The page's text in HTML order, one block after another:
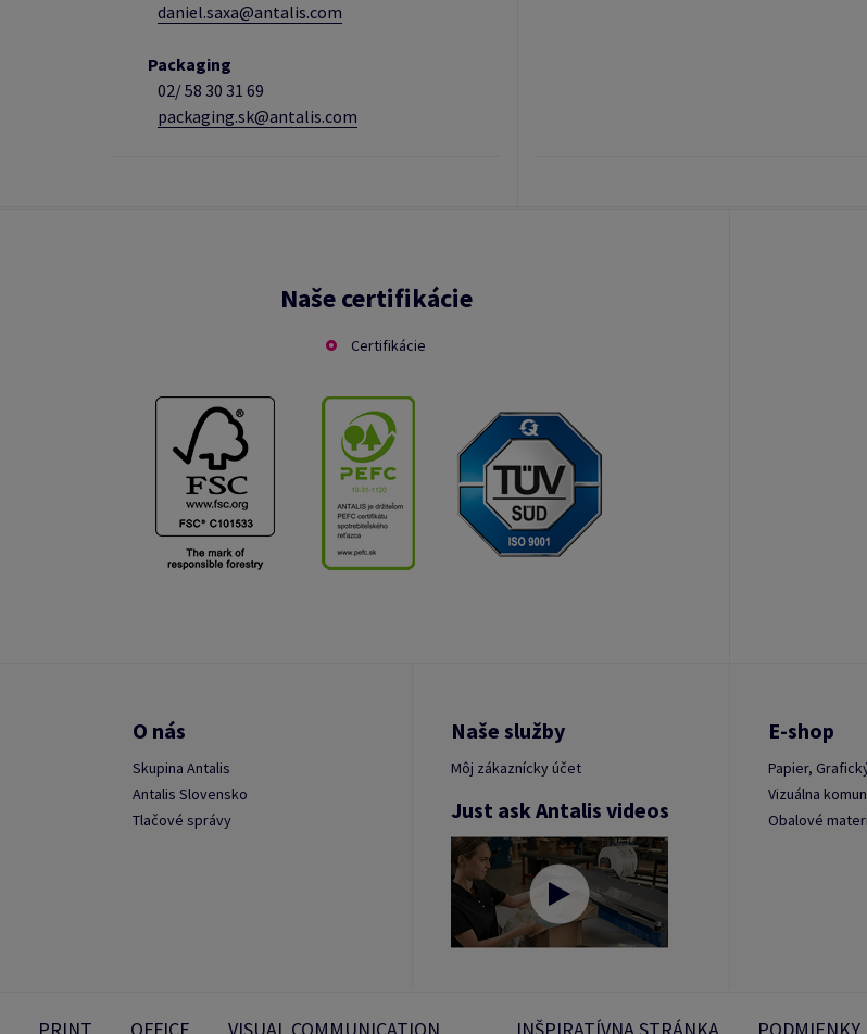
daniel.saxa@antalis.com
Packaging
02/58 30 31 69
packaging.sk@antalis.com
Naše certifikácie
Certifikácie
O nás
Skupina Antalis
Antalis Slovensko
Tlačové správy
Naše služby
Môj zákaznícky účet
Just ask Antalis videos
E-shop
Papier,
Vizuálna
Obalové